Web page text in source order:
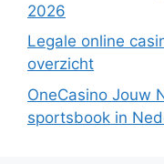
2026
Legale online
overzicht
OneCasino Jouw
sportsbook in